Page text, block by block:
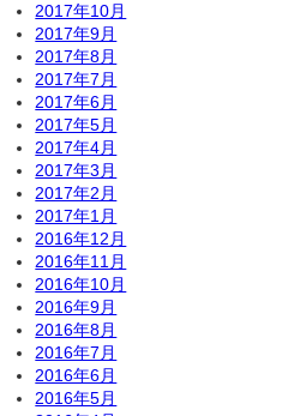
2017年10月
2017年9月
2017年8月
2017年7月
2017年6月
2017年5月
2017年4月
2017年3月
2017年2月
2017年1月
2016年12月
2016年11月
2016年10月
2016年9月
2016年8月
2016年7月
2016年6月
2016年5月